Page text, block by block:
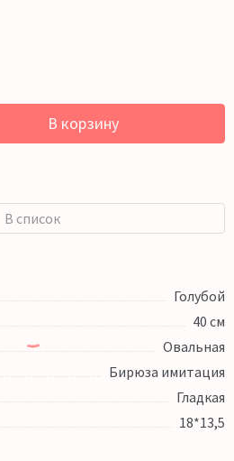
В корзину
В список
Голубой
40 см
Овальная
Бирюза имитация
Гладкая
18*13,5